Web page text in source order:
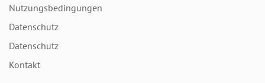
Nutzungsbedingungen
Datenschutz
Datenschutz
Kontakt